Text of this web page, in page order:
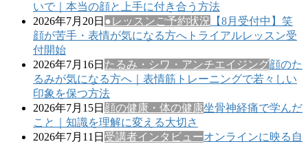
いで｜本当の顔と上手に付き合う方法
2026年7月20日 ●レッスンご予約状況
【8月受付中】笑
顔が苦手・表情が気になる方へトライアルレッスン受
付開始
2026年7月16日 たるみ・シワ・アンチエイジング顔のた
るみが気になる方へ｜表情筋トレーニングで若々しい
印象を保つ方法
2026年7月15日 顔の健康・体の健康坐骨神経痛で学んだ
こと｜知識を理解に変える大切さ
2026年7月11日 受講者インタビューオンラインに映る自